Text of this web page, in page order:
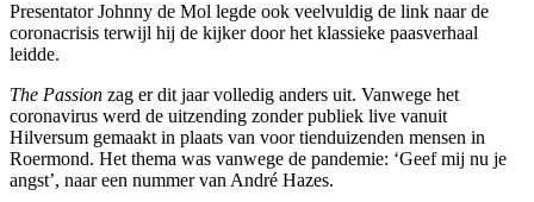
Presentator Johnny de Mol legde ook veelvuldig de link naar de
coronacrisis terwijl hij de kijker door het klassieke paasverhaal
leidde.
The Passion zag er dit jaar volledig anders uit. Vanwege het
coronavirus werd de uitzending zonder publiek live vanuit
Hilversum gemaakt in plaats van voor tienduizenden mensen in
Roermond. Het thema was vanwege de pandemie: ‘Geef mij nu je
angst’, naar een nummer van André Hazes.